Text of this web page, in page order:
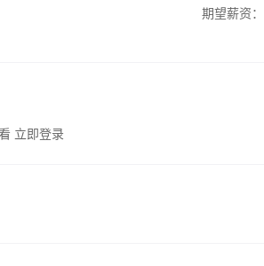
期望薪资：
立即登录